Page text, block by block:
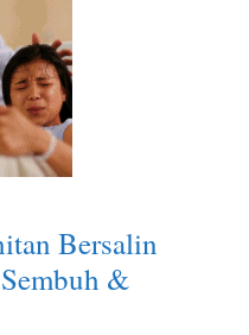
Bersalin
&